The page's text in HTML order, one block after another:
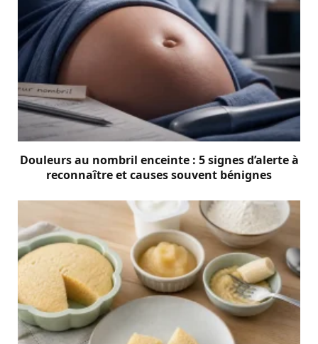
Douleurs au nombril enceinte : 5 signes d’alerte à
reconnaître et causes souvent bénignes